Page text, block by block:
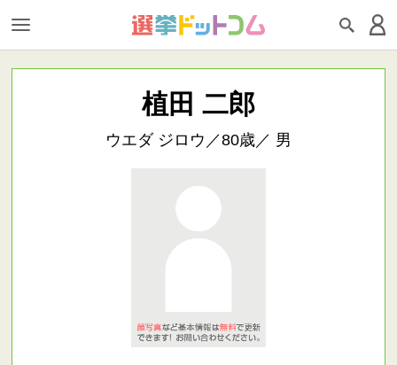
植田 二郎
ウエダ ジロウ／80歳／ 男